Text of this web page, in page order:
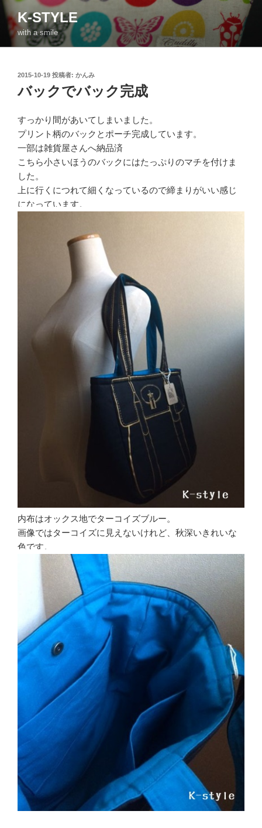
コ
ン
ン
K-STYLE
with a smile
投
日:
2015-10-19 投稿者: かんみ
バックでバック完成
すっかり間があいてしまいました。
プリント柄のバックとポーチ完成しています。
一部は雑貨屋さんへ納品済
こちら小さいほうのバックにはたっぷりのマチを付けま
した。
上に行くにつれて細くなっているので締まりがいい感じ
になっています。
内布はオックス地でターコイズブルー。
画像ではターコイズに見えないけれど、秋深いきれいな
色です。